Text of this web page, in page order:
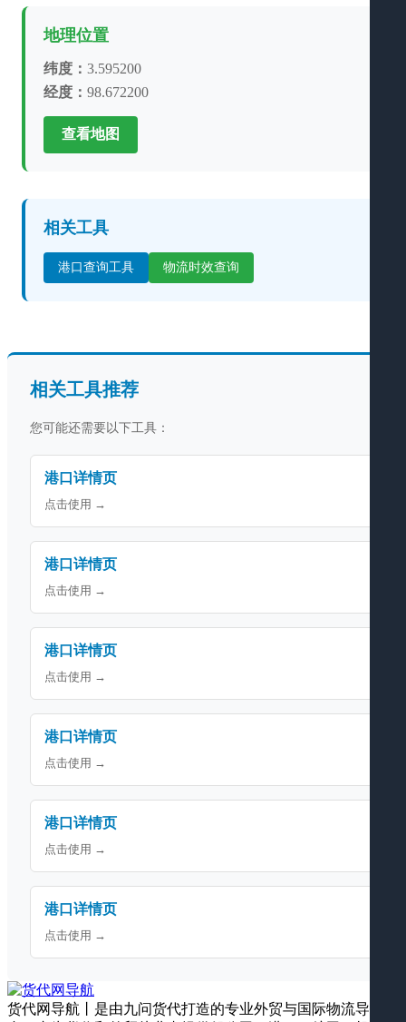
地理位置
纬度： 3.595200
经度： 98.672200
查看地图
相关工具
港口查询工具 物流时效查询
相关工具推荐
您可能还需要以下工具：
港口详情页
点击使用 →
港口详情页
点击使用 →
港口详情页
点击使用 →
港口详情页
点击使用 →
港口详情页
点击使用 →
港口详情页
点击使用 →
货代网导航丨是由九问货代打造的专业外贸与国际物流导航平